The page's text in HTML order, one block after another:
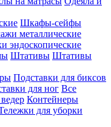
Шкафы-сейфы
металлические
эндоскопические
Штативы Штативы
Подставки для биксов
для ног Все
Контейнеры
для уборки